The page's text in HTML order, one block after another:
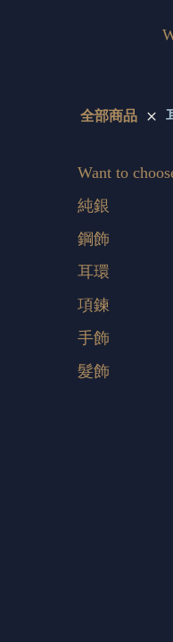
全部商品
Want to
純銀
鋼飾
耳環
項鍊
手飾
髮飾